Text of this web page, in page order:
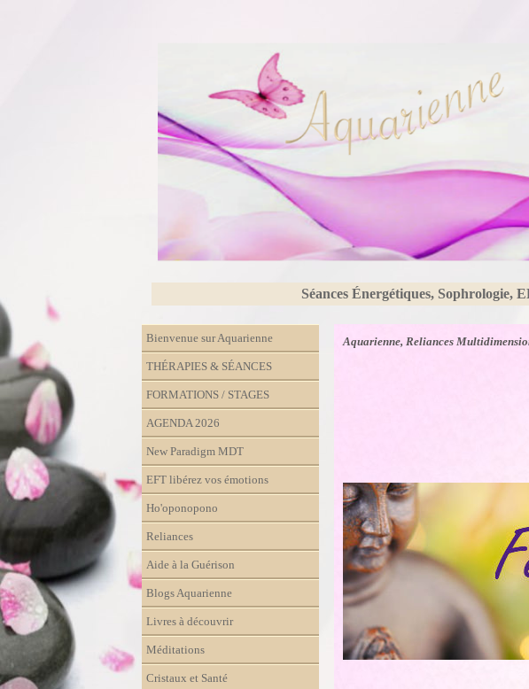
Séances Énergétiques,
Bienvenue sur Aquarienne
THÉRAPIES & SÉANCES
FORMATIONS / STAGES
AGENDA 2026
New Paradigm MDT
EFT libérez vos émotions
Ho'oponopono
Reliances
Aide à la Guérison
Blogs Aquarienne
Livres à découvrir
Méditations
Cristaux et Santé
Aquarienne, Reliances